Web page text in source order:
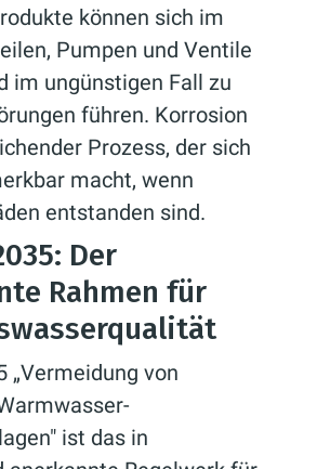
können sich im
Pumpen und Ventile
im ungünstigen Fall zu
führen. Korrosion
Prozess, der sich
macht, wenn
entstanden sind.
Der
Rahmen für
„Vermeidung von
ist das in